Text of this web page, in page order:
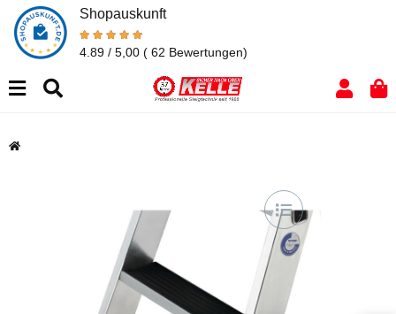
Shopauskunft
4.89 / 5,00 ( 62 Bewertungen)